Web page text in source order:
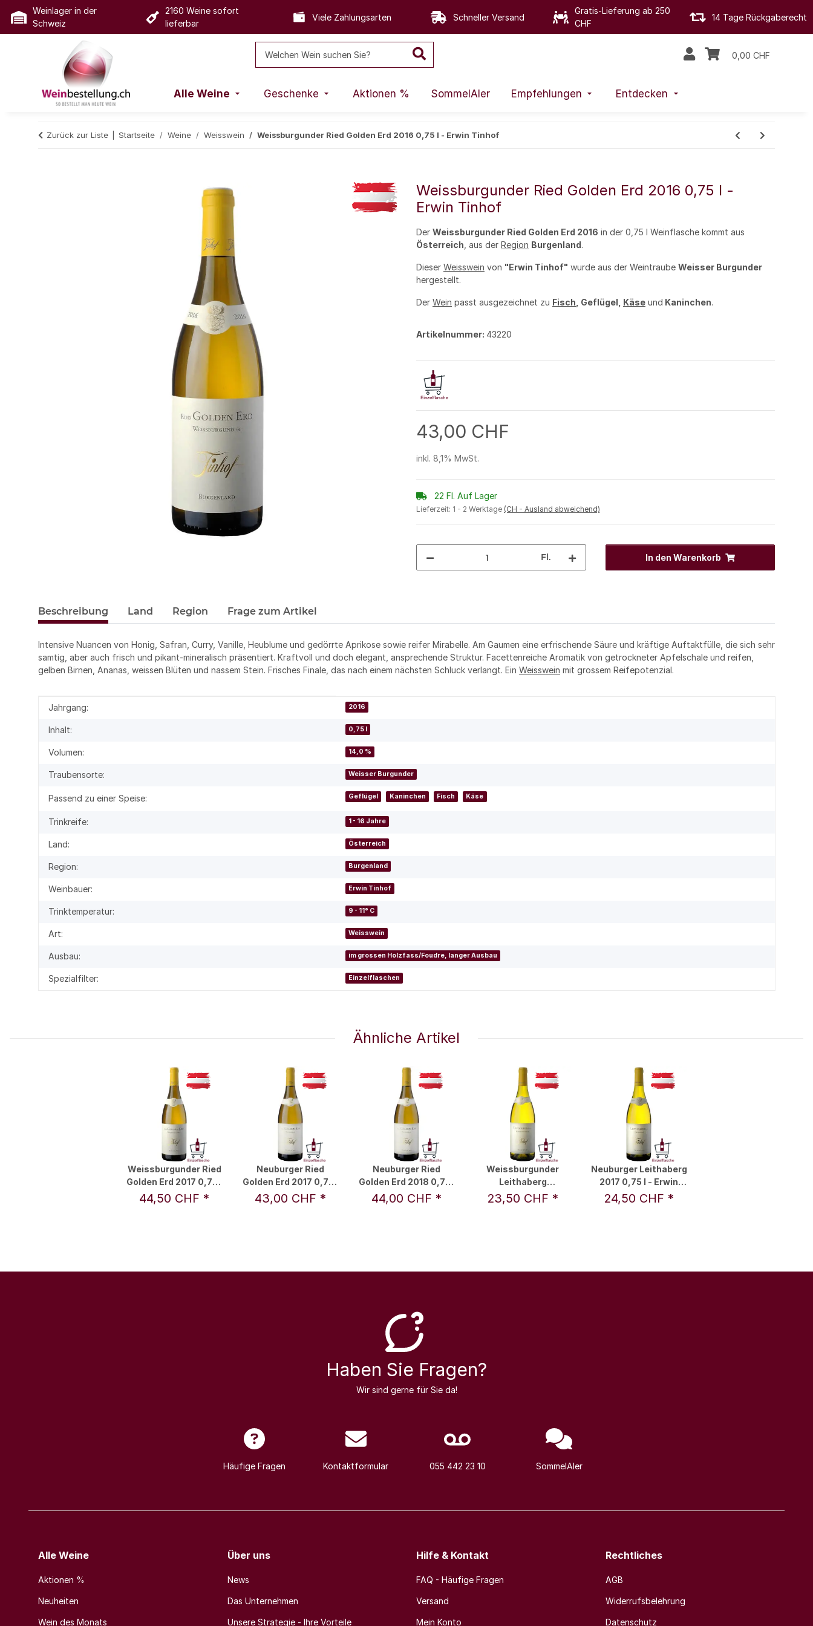
Weinlager in der
Schweiz
2160 Weine sofort
lieferbar
Viele Zahlungsarten Schneller Versand
Gratis-Lieferung ab 250
CHF
14 Tage Rückgaberecht
0,00 CHF
Alle Weine Geschenke Aktionen % SommelAIer Empfehlungen Entdecken
Zurück zur Liste Startseite Weine Weisswein Weissburgunder Ried Golden Erd 2016 0,75 l - Erwin Tinhof
Weissburgunder Ried Golden Erd 2016 0,75 l -
Erwin Tinhof
Der Weissburgunder Ried Golden Erd 2016 in der 0,75 l Weinflasche kommt aus
Österreich , aus der Region Burgenland.
Dieser Weisswein von "Erwin Tinhof" wurde aus der Weintraube Weisser Burgunder
hergestellt.
Der Wein passt ausgezeichnet zu Fisch , Geflügel, Käse und Kaninchen.
Artikelnummer: 43220
43,00 CHF
inkl. 8,1% MwSt.
22 Fl. Auf Lager
Lieferzeit: 1 - 2 Werktage (CH - Ausland abweichend)
Fl. In den Warenkorb
Beschreibung Land Region Frage zum Artikel
Intensive Nuancen von Honig, Safran, Curry, Vanille, Heublume und gedörrte Aprikose sowie reifer Mirabelle. Am Gaumen eine erfrischende Säure und kräftige Auftaktfülle, die sich sehr
samtig, aber auch frisch und pikant-mineralisch präsentiert. Kraftvoll und doch elegant, ansprechende Struktur. Facettenreiche Aromatik von getrockneter Apfelschale und reifen,
gelben Birnen, Ananas, weissen Blüten und nassem Stein. Frisches Finale, das nach einem nächsten Schluck verlangt. Ein Weisswein mit grossem Reifepotenzial.
Produkteigenschaft
Wert
Jahrgang: 2016
Inhalt: 0,75 l
Volumen: 14,0 %
Traubensorte: Weisser Burgunder
Passend zu einer Speise: Geflügel Kaninchen Fisch Käse
Trinkreife: 1 - 16 Jahre
Land: Österreich
Region: Burgenland
Weinbauer: Erwin Tinhof
Trinktemperatur: 9 - 11° C
Art: Weisswein
Ausbau: im grossen Holzfass/Foudre, langer Ausbau
Spezialfilter: Einzelflaschen
Ähnliche Artikel
Weissburgunder Ried
Golden Erd 2017 0,75 l
- Erwin Tinhof
44,50 CHF *
Neuburger Ried
Golden Erd 2017 0,75 l
- Erwin Tinhof
43,00 CHF *
Neuburger Ried
Golden Erd 2018 0,75 l
- Erwin Tinhof
44,00 CHF *
Weissburgunder
Leithaberg
Eisenstadt 2018 0,75
l - Erwin Tinhof
23,50 CHF *
Neuburger Leithaberg
2017 0,75 l - Erwin
Tinhof
24,50 CHF *
Haben Sie Fragen?
Wir sind gerne für Sie da!
Häufige Fragen Kontaktformular 055 442 23 10 SommelAIer
Alle Weine
Aktionen %
Neuheiten
Wein des Monats
Über uns
News
Das Unternehmen
Unsere Strategie - Ihre Vorteile
Hilfe & Kontakt
FAQ - Häufige Fragen
Versand
Mein Konto
Rechtliches
AGB
Widerrufsbelehrung
Datenschutz